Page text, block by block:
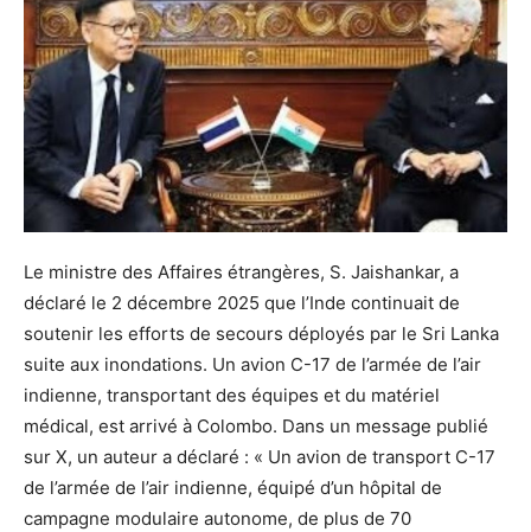
Le ministre des Affaires étrangères, S. Jaishankar, a
déclaré le 2 décembre 2025 que l’Inde continuait de
soutenir les efforts de secours déployés par le Sri Lanka
suite aux inondations. Un avion C-17 de l’armée de l’air
indienne, transportant des équipes et du matériel
médical, est arrivé à Colombo. Dans un message publié
sur X, un auteur a déclaré : « Un avion de transport C-17
de l’armée de l’air indienne, équipé d’un hôpital de
campagne modulaire autonome, de plus de 70